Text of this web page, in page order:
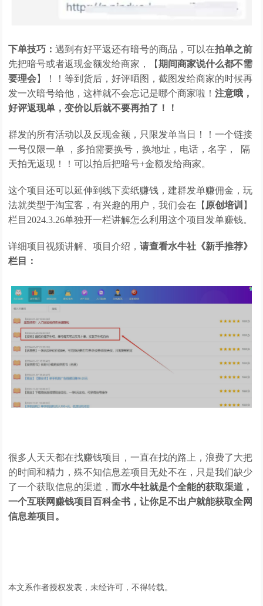
下单技巧：遇到有好平返还有暗号的商品，可以在拍单之前
先把暗号或者返现金额发给商家，【期间商家说什么都不需
要理会】！！等到货后，好评晒图，截图发给商家的时候再
发一次暗号给他，这样就不会忘记是哪个商家啦！注意哦，
好评返现单，变价以后就不要再拍了！！
群发的所有活动以及反现金额，只限发单当日！！一个链接
一号仅限一单 ，多拍需要换号，换地址，电话，名字， 隔
天拍无返现！！可以拍后把暗号+金额发给商家。
这个项目还可以延伸到线下卖纸赚钱，建群发单赚佣金，玩
法就类型于淘宝客，有兴趣的用户，我们会在【 原创培训 】
栏目2024.3.26单独开一栏讲解怎么利用这个项目发单赚钱。
详细项目视频讲解、项目介绍，请查看水牛社《新手推荐》
栏目：
很多人天天都在找赚钱项目，一直在找的路上，浪费了大把
的时间和精力，殊不知信息差项目无处不在，只是我们缺少
了一个获取信息的渠道， 而水牛社就是个全能的获取渠道，
一个互联网赚钱项目百科全书，让你足不出户就能获取全网
信息差项目。
本文系作者授权发表，未经许可，不得转载。